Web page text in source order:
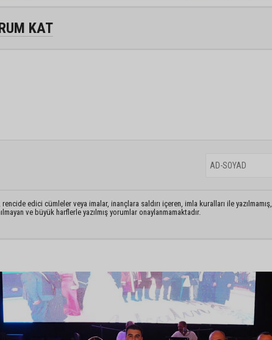
KAT
edici cümleler veya imalar, inançlara saldırı içeren, imla kuralları ile yazılmamış,
ve büyük harflerle yazılmış yorumlar onaylanmamaktadır.